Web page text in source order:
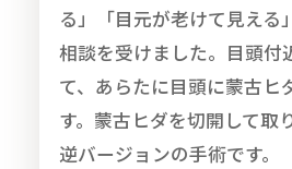
る」「目元が老けて見える
相談を受けました。目頭付
て、あらたに目頭に蒙古ヒ
す。蒙古ヒダを切開して取
逆バージョンの手術です。